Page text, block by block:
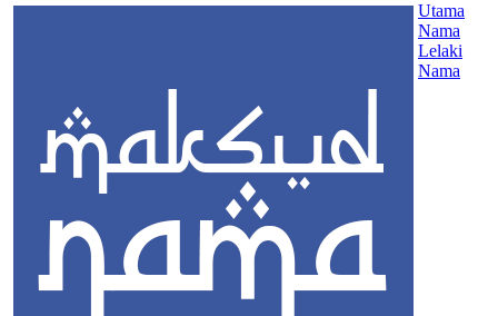
Utama
Nama
Lelaki
Nama